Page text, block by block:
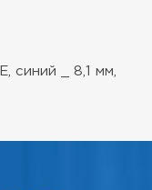
синий _ 8,1 мм,